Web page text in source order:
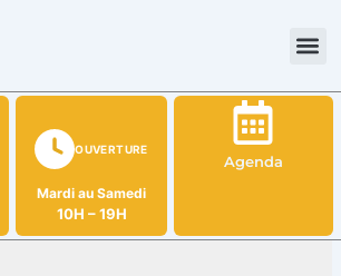
OUVERTURE
Mardi au Samedi
10H – 19H
Agenda